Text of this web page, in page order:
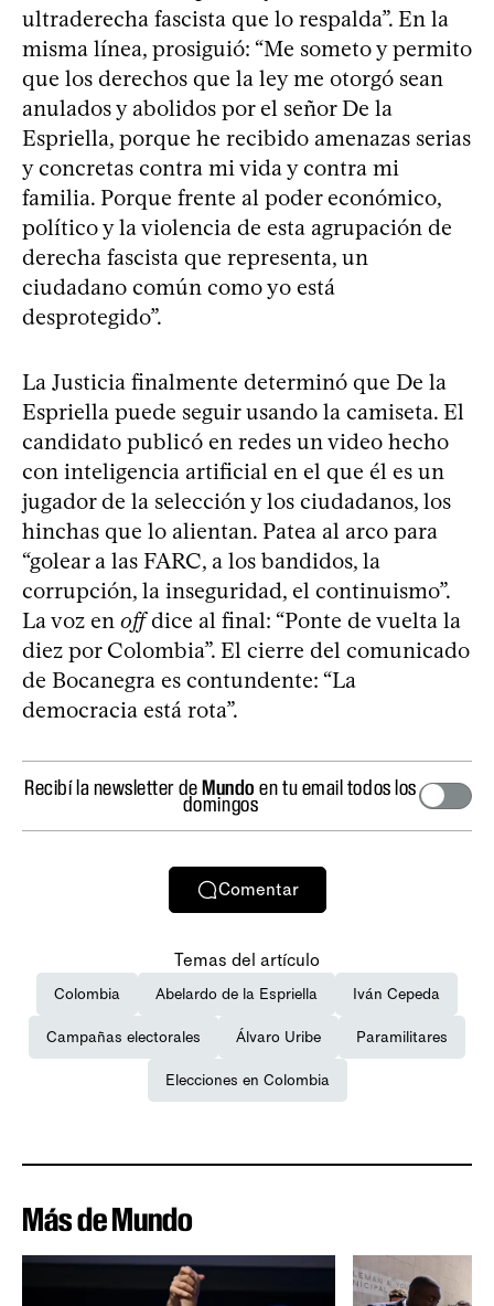
ultraderecha fascista que lo respalda”. En la
misma línea, prosiguió: “Me someto y permito
que los derechos que la ley me otorgó sean
anulados y abolidos por el señor De la
Espriella, porque he recibido amenazas serias
y concretas contra mi vida y contra mi
familia. Porque frente al poder económico,
político y la violencia de esta agrupación de
derecha fascista que representa, un
ciudadano común como yo está
desprotegido”.
La Justicia finalmente determinó que De la
Espriella puede seguir usando la camiseta. El
candidato publicó en redes un video hecho
con inteligencia artificial en el que él es un
jugador de la selección y los ciudadanos, los
hinchas que lo alientan. Patea al arco para
“golear a las FARC, a los bandidos, la
corrupción, la inseguridad, el continuismo”.
La voz en offdice al final: “Ponte de vuelta la
diez por Colombia”. El cierre del comunicado
de Bocanegra es contundente: “La
democracia está rota”.
Recibí la newsletter deMundo en tu email todos los
domingos
Comentar
Temas del artículo
Colombia Abelardo de la Espriella Iván Cepeda
Campañas electorales Álvaro Uribe Paramilitares
Elecciones en Colombia
Más de Mundo